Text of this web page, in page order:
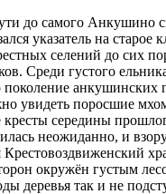
до самого Анкушино
указатель на старое
селений до сих
Среди густого
поколение анкушинских
увидеть поросшие
середины
неожиданно, и
окружён густым
деревья так и не